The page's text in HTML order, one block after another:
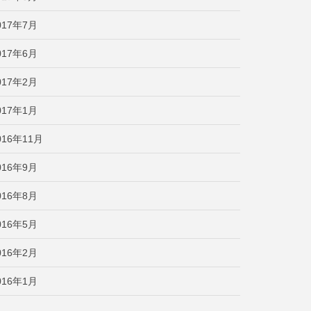
年7月
年6月
年2月
年1月
年11月
年9月
年8月
年5月
年2月
年1月